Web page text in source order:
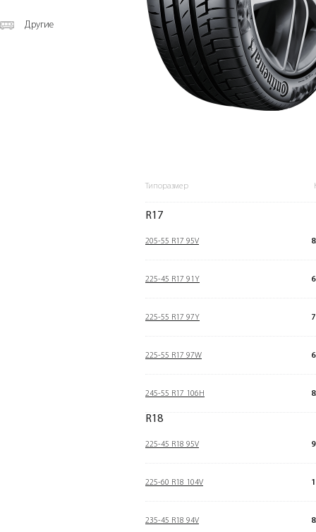
Другие
Типоразмер
R17
205-55 R17 95V
225-45 R17 91Y
225-55 R17 97Y
225-55 R17 97W
245-55 R17 106H
R18
225-45 R18 95V
225-60 R18 104V
235-45 R18 94V